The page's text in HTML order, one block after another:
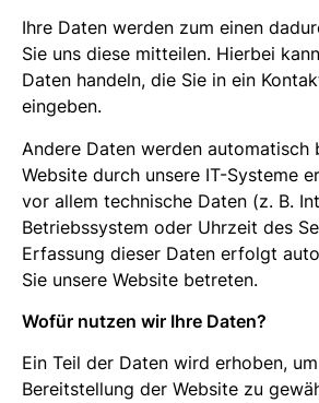
Ihre Daten werden zum einen
Sie uns diese mitteilen. Hierbei
Daten handeln, die Sie in ein
eingeben.
Andere Daten werden automatisch
Website durch unsere IT-Systeme
vor allem technische Daten (z. B.
Betriebssystem oder Uhrzeit des
Erfassung dieser Daten erfolgt
Sie unsere Website betreten.
Wofür nutzen wir Ihre Daten?
Ein Teil der Daten wird erhoben,
Bereitstellung der Website zu